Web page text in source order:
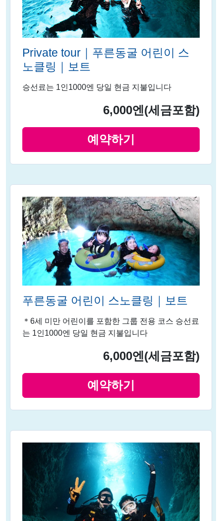
Private tour｜푸른동굴 어린이 스
노클링｜보트
승선료는 1인1000엔 당일 현금 지불입니다
6,000엔(세금포함)
예약하기
푸른동굴 어린이 스노클링｜보트
＊6세 미만 어린이를 포함한 그룹 전용 코스 승선료
는 1인1000엔 당일 현금 지불입니다
6,000엔(세금포함)
예약하기